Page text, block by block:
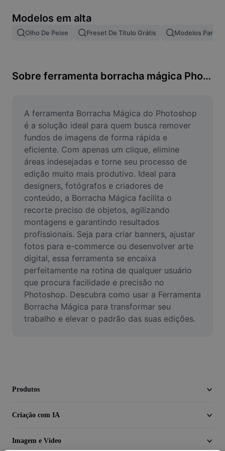
Mesclar imagens
Redimensionar Imagem
Criador de Memes
AI Text Remover
AI People Remover
AI Inpainting
Face Cutout
Vídeo
Remover plano de fundo de vídeo
Aprimorar qualidade
Editor de Video
Cortar Vídeo
Modelos em alta
Olho De Peixe Preset De Título Grátis Modelos Para
Sobre ferramenta borracha mágica Photoshop
A ferramenta Borracha Mágica do Photoshop
é a solução ideal para quem busca remover
fundos de imagens de forma rápida e
eficiente. Com apenas um clique, elimine
áreas indesejadas e torne seu processo de
edição muito mais produtivo. Ideal para
designers, fotógrafos e criadores de
conteúdo, a Borracha Mágica facilita o
recorte preciso de objetos, agilizando
montagens e garantindo resultados
profissionais. Seja para criar banners, ajustar
fotos para e-commerce ou desenvolver arte
digital, essa ferramenta se encaixa
perfeitamente na rotina de qualquer usuário
que procura facilidade e precisão no
Photoshop. Descubra como usar a Ferramenta
Borracha Mágica para transformar seu
trabalho e elevar o padrão das suas edições.
Produtos
Criação com IA
Imagem e Vídeo